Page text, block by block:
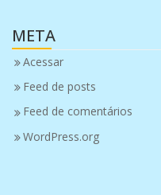
META
Acessar
Feed de posts
Feed de comentários
WordPress.org